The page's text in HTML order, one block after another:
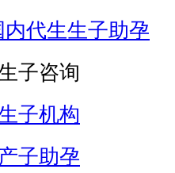
内代生生子助孕
子咨询
子机构
子助孕